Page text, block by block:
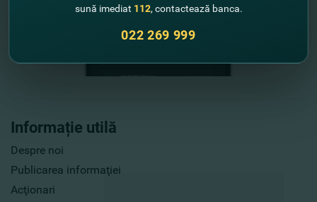
Informație utilă
Despre noi
Publicarea informaţiei
Acţionari
sună imediat 112, contactează banca.
022 269 999